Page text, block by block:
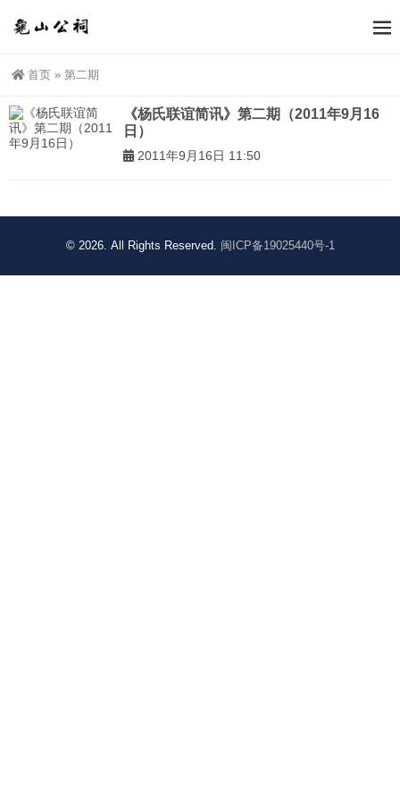
首页 » 第二期
《杨氏联谊简讯》第二期（2011年9月16
日）
2011年9月16日 11:50
© 2026. All Rights Reserved. 闽ICP备19025440号-1